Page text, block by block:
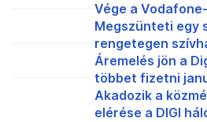
Vége a
Megszünteti egy
rengetegen
Áremelés jön a
többet fizetni
Akadozik a
elérése a DIGI